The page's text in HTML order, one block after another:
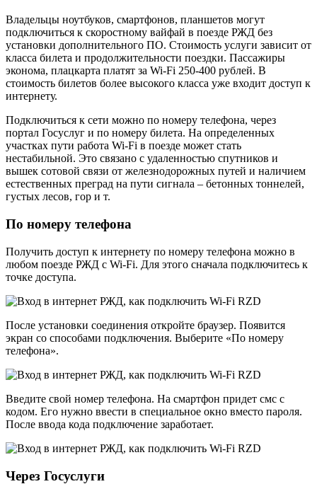
Владельцы ноутбуков, смартфонов, планшетов могут
подключиться к скоростному вайфай в поезде РЖД без
установки дополнительного ПО. Стоимость услуги зависит от
класса билета и продолжительности поездки. Пассажиры
эконома, плацкарта платят за Wi-Fi 250-400 рублей. В
стоимость билетов более высокого класса уже входит доступ к
интернету.
Подключиться к сети можно по номеру телефона, через
портал Госуслуг и по номеру билета. На определенных
участках пути работа Wi-Fi в поезде может стать
нестабильной. Это связано с удаленностью спутников и
вышек сотовой связи от железнодорожных путей и наличием
естественных преград на пути сигнала – бетонных тоннелей,
густых лесов, гор и т.
По номеру телефона
Получить доступ к интернету по номеру телефона можно в
любом поезде РЖД с Wi-Fi. Для этого сначала подключитесь к
точке доступа.
После установки соединения откройте браузер. Появится
экран со способами подключения. Выберите «По номеру
телефона».
Введите свой номер телефона. На смартфон придет смс с
кодом. Его нужно ввести в специальное окно вместо пароля.
После ввода кода подключение заработает.
Через Госуслуги